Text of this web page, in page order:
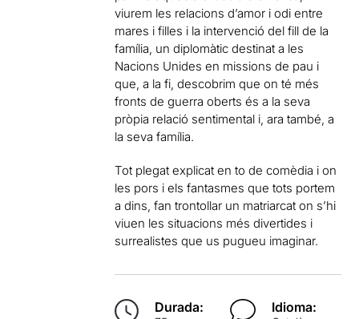
viurem les relacions d’amor i odi entre
mares i filles i la intervenció del fill de la
família, un diplomàtic destinat a les
Nacions Unides en missions de pau i
que, a la fi, descobrim que on té més
fronts de guerra oberts és a la seva
pròpia relació sentimental i, ara també, a
la seva família.
Tot plegat explicat en to de comèdia i on
les pors i els fantasmes que tots portem
a dins, fan trontollar un matriarcat on s’hi
viuen les situacions més divertides i
surrealistes que us pugueu imaginar.
Durada: Idioma: